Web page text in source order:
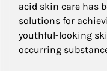
acid skin care has
solutions for
youthful-looking
occurring